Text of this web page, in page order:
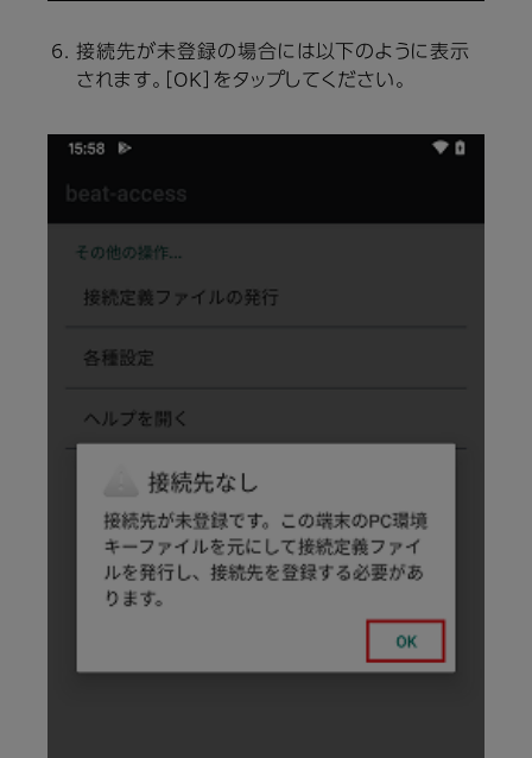
接続先が未登録の場合には以下のように表示
されます。［OK］をタップしてください。